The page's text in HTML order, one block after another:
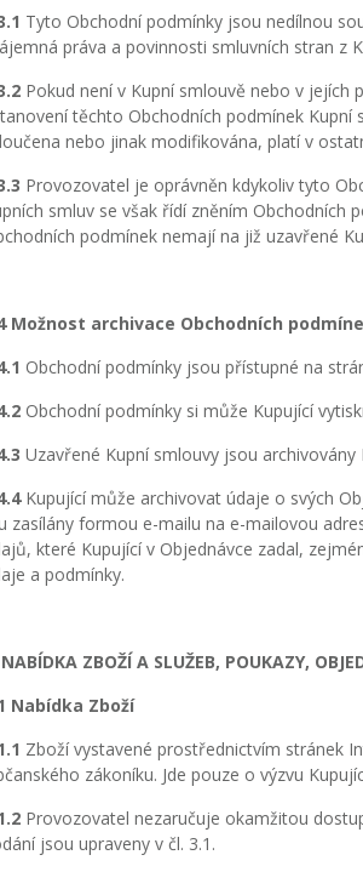
Tyto Obchodní podmínky jsou nedílnou
práva a povinnosti smluvních stran z
Pokud není v Kupní smlouvě nebo v jejích
těchto Obchodních podmínek
nebo jinak modifikována, platí v
Provozovatel je oprávněn kdykoliv tyto
smluv se však řídí zněním Obchodních
podmínek nemají na již uzavřené
Možnost archivace Obchodních
Obchodní podmínky jsou přístupné na
Obchodní podmínky si může Kupující
Uzavřené Kupní smlouvy jsou
Kupující může archivovat údaje o svých
zasílány formou e-mailu na e-mailovou
které Kupující v Objednávce zadal,
a podmínky.
ZBOŽÍ A SLUŽEB, POUKAZY,
Nabídka Zboží
Zboží vystavené prostřednictvím stránek
zákoníku. Jde pouze o výzvu
Provozovatel nezaručuje okamžitou
jsou upraveny v čl. 3.1.